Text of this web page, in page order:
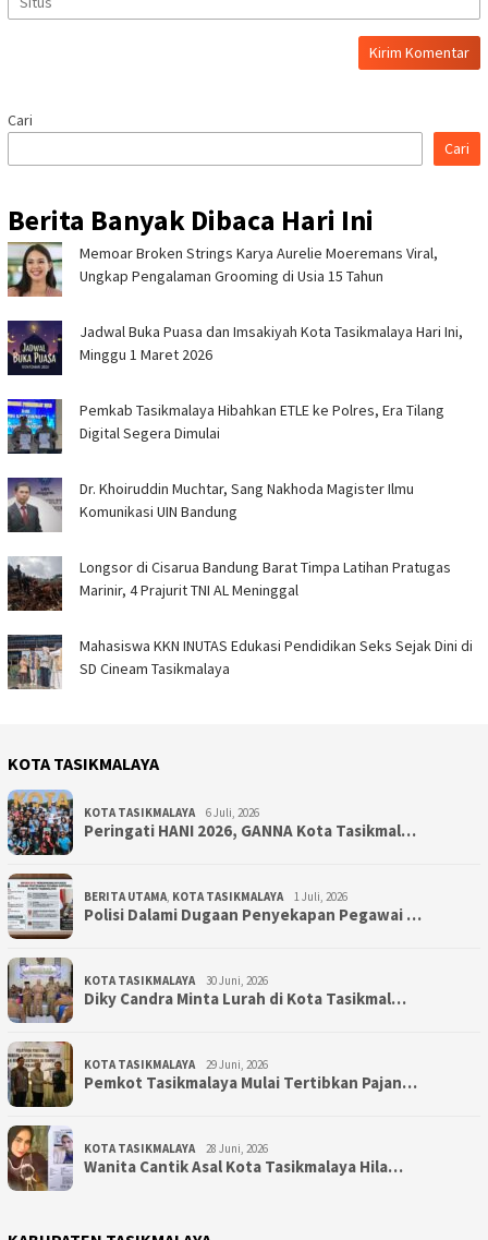
Cari
Cari
Berita Banyak Dibaca Hari Ini
Memoar Broken Strings Karya Aurelie Moeremans Viral,
Ungkap Pengalaman Grooming di Usia 15 Tahun
Jadwal Buka Puasa dan Imsakiyah Kota Tasikmalaya Hari Ini,
Minggu 1 Maret 2026
Pemkab Tasikmalaya Hibahkan ETLE ke Polres, Era Tilang
Digital Segera Dimulai
Dr. Khoiruddin Muchtar, Sang Nakhoda Magister Ilmu
Komunikasi UIN Bandung
Longsor di Cisarua Bandung Barat Timpa Latihan Pra­tugas
Marinir, 4 Prajurit TNI AL Meninggal
Mahasiswa KKN INUTAS Edukasi Pendidikan Seks Sejak Dini di
SD Cineam Tasikmalaya
KOTA TASIKMALAYA
KOTA TASIKMALAYA 6 Juli, 2026
Peringati HANI 2026, GANNA Kota Tasikmal…
BERITA UTAMA, KOTA TASIKMALAYA 1 Juli, 2026
Polisi Dalami Dugaan Penyekapan Pegawai …
KOTA TASIKMALAYA 30 Juni, 2026
Diky Candra Minta Lurah di Kota Tasikmal…
KOTA TASIKMALAYA 29 Juni, 2026
Pemkot Tasikmalaya Mulai Tertibkan Pajan…
KOTA TASIKMALAYA 28 Juni, 2026
Wanita Cantik Asal Kota Tasikmalaya Hila…